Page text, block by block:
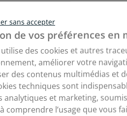
les plafonds, elles présentent
certains milieux.
deviennent de plus en plus
comme habitat. Grâce
sans accepter
de vos préférences en
utilise des cookies et autres
améliorer votre
des contenus multimédias et
techniques sont
analytiques et marketing,
comprendre l’usage que vous